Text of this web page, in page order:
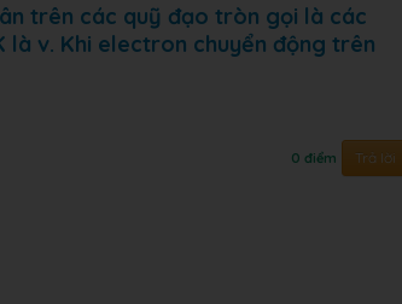
trên các quỹ đạo tròn gọi là các
v. Khi electron chuyển động trên
0 điểm Trả lời